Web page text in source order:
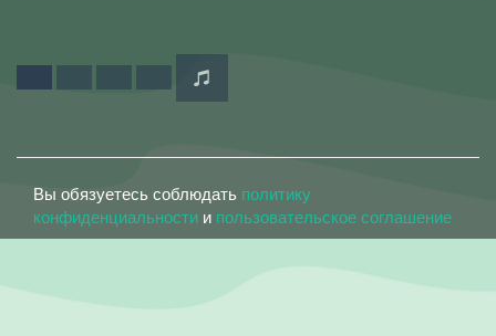
Вы обязуетесь соблюдать политику
конфиденциальности и пользовательское соглашение